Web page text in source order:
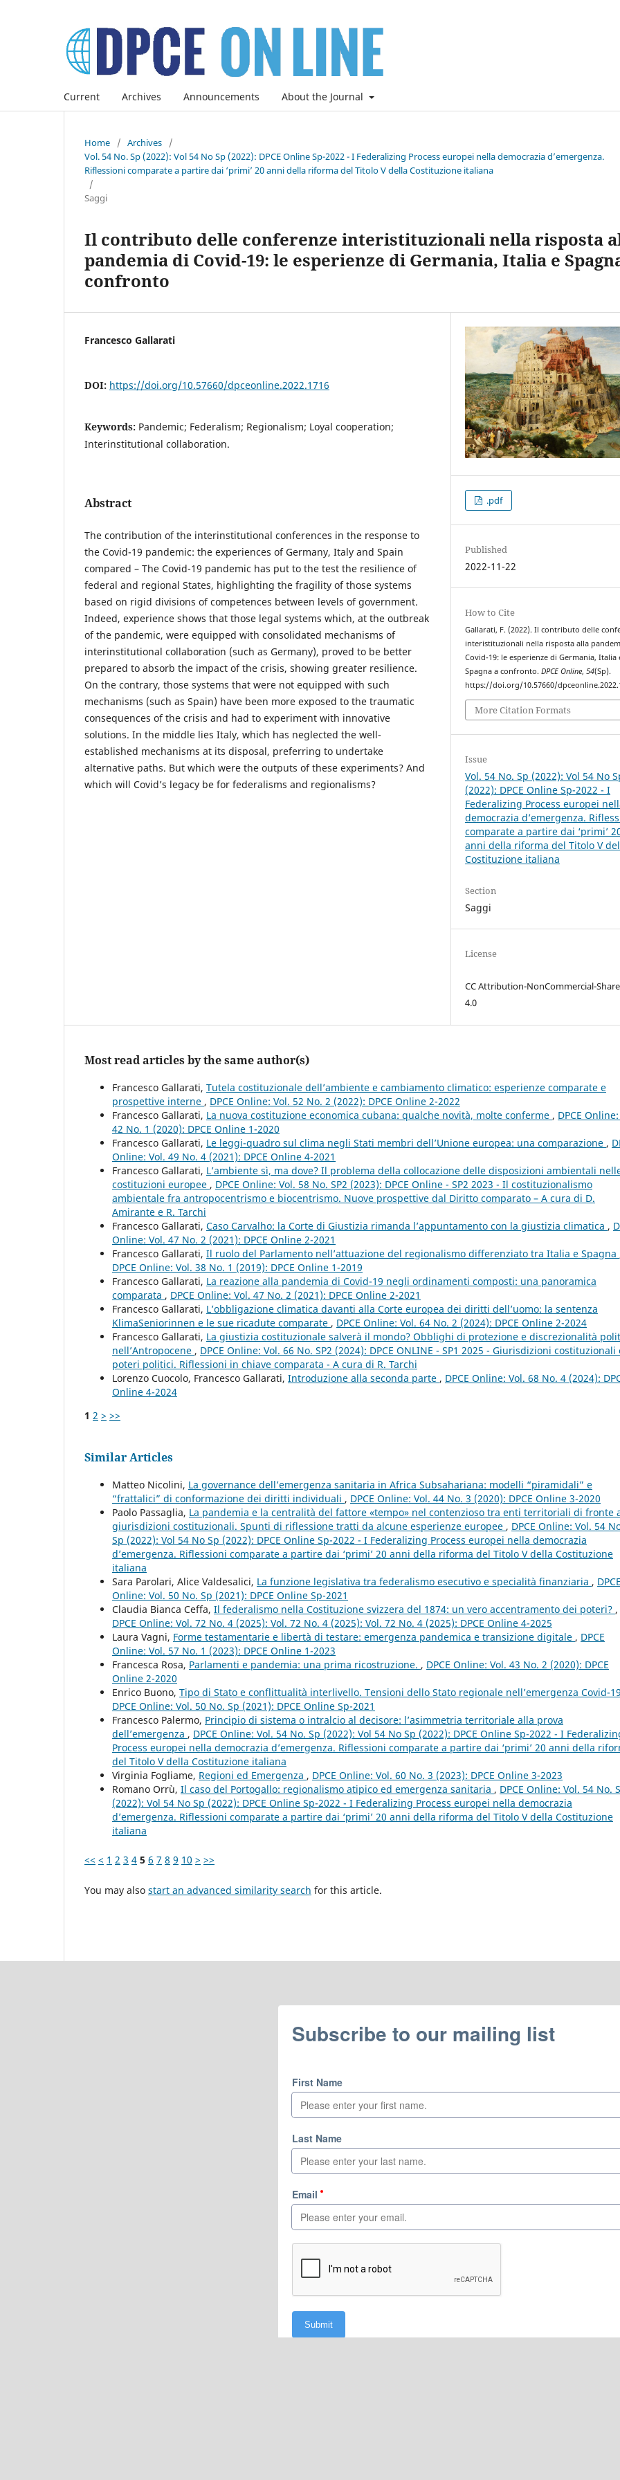
Current Archives Announcements About the Journal
Home / Archives
/
Vol. 54 No. Sp (2022): Vol 54 No Sp (2022): DPCE Online Sp-2022 - I Federalizing Process europei nella democrazia d’emergenza.
Riflessioni comparate a partire dai ‘primi’ 20 anni della riforma del Titolo V della Costituzione italiana
/
Saggi
Il contributo delle conferenze interistituzionali nella risposta
pandemia di Covid-19: le esperienze di Germania, Italia e
confronto
Francesco Gallarati
DOI: https://doi.org/10.57660/dpceonline.2022.1716
Keywords: Pandemic; Federalism; Regionalism; Loyal cooperation;
Interinstitutional collaboration.
Abstract
The contribution of the interinstitutional conferences in the response to
the Covid-19 pandemic: the experiences of Germany, Italy and Spain
compared – The Covid-19 pandemic has put to the test the resilience of
federal and regional States, highlighting the fragility of those systems
based on rigid divisions of competences between levels of government.
Indeed, experience shows that those legal systems which, at the outbreak
of the pandemic, were equipped with consolidated mechanisms of
interinstitutional collaboration (such as Germany), proved to be better
prepared to absorb the impact of the crisis, showing greater resilience.
On the contrary, those systems that were not equipped with such
mechanisms (such as Spain) have been more exposed to the traumatic
consequences of the crisis and had to experiment with innovative
solutions. In the middle lies Italy, which has neglected the well-
established mechanisms at its disposal, preferring to undertake
alternative paths. But which were the outputs of these experiments? And
which will Covid’s legacy be for federalisms and regionalisms?
.pdf
Published
2022-11-22
How to Cite
Gallarati, F. (2022). Il contributo delle
interistituzionali nella risposta alla
Covid-19: le esperienze di Germania, Italia
Spagna a confronto.DPCE Online,54(Sp).
https://doi.org/10.57660/
More Citation Formats
Issue
Vol. 54 No. Sp (2022): Vol 54 No
(2022): DPCE Online Sp-2022 - I
Federalizing Process europei
democrazia d’emergenza.
comparate a partire dai ‘primi’
anni della riforma del Titolo V
Costituzione italiana
Section
Saggi
License
CC Attribution-NonCommercial-
4.0
Most read articles by the same author(s)
Francesco Gallarati, Tutela costituzionale dell’ambiente e cambiamento climatico: esperienze comparate e
prospettive interne , DPCE Online: Vol. 52 No. 2 (2022): DPCE Online 2-2022
Francesco Gallarati, La nuova costituzione economica cubana: qualche novità, molte conferme , DPCE
42 No. 1 (2020): DPCE Online 1-2020
Francesco Gallarati, Le leggi-quadro sul clima negli Stati membri dell’Unione europea: una comparazione ,
Online: Vol. 49 No. 4 (2021): DPCE Online 4-2021
Francesco Gallarati, L’ambiente sì, ma dove? Il problema della collocazione delle disposizioni ambientali
costituzioni europee , DPCE Online: Vol. 58 No. SP2 (2023): DPCE Online - SP2 2023 - Il costituzionalismo
ambientale fra antropocentrismo e biocentrismo. Nuove prospettive dal Diritto comparato – A cura di D.
Amirante e R. Tarchi
Francesco Gallarati, Caso Carvalho: la Corte di Giustizia rimanda l’appuntamento con la giustizia climatica ,
Online: Vol. 47 No. 2 (2021): DPCE Online 2-2021
Francesco Gallarati, Il ruolo del Parlamento nell’attuazione del regionalismo differenziato tra Italia e Spagna
DPCE Online: Vol. 38 No. 1 (2019): DPCE Online 1-2019
Francesco Gallarati, La reazione alla pandemia di Covid-19 negli ordinamenti composti: una panoramica
comparata , DPCE Online: Vol. 47 No. 2 (2021): DPCE Online 2-2021
Francesco Gallarati, L’obbligazione climatica davanti alla Corte europea dei diritti dell’uomo: la sentenza
KlimaSeniorinnen e le sue ricadute comparate , DPCE Online: Vol. 64 No. 2 (2024): DPCE Online 2-2024
Francesco Gallarati, La giustizia costituzionale salverà il mondo? Obblighi di protezione e discrezionalità
nell’Antropocene , DPCE Online: Vol. 66 No. SP2 (2024): DPCE ONLINE - SP1 2025 - Giurisdizioni costituzionali
poteri politici. Riflessioni in chiave comparata - A cura di R. Tarchi
Lorenzo Cuocolo, Francesco Gallarati, Introduzione alla seconda parte , DPCE Online: Vol. 68 No. 4 (2024):
Online 4-2024
1 2 > >>
Similar Articles
Matteo Nicolini, La governance dell’emergenza sanitaria in Africa Subsahariana: modelli “piramidali” e
“frattalici” di conformazione dei diritti individuali , DPCE Online: Vol. 44 No. 3 (2020): DPCE Online 3-2020
Paolo Passaglia, La pandemia e la centralità del fattore «tempo» nel contenzioso tra enti territoriali di fronte
giurisdizioni costituzionali. Spunti di riflessione tratti da alcune esperienze europee , DPCE Online: Vol. 54
Sp (2022): Vol 54 No Sp (2022): DPCE Online Sp-2022 - I Federalizing Process europei nella democrazia
d’emergenza. Riflessioni comparate a partire dai ‘primi’ 20 anni della riforma del Titolo V della Costituzione
italiana
Sara Parolari, Alice Valdesalici, La funzione legislativa tra federalismo esecutivo e specialità finanziaria , DPCE
Online: Vol. 50 No. Sp (2021): DPCE Online Sp-2021
Claudia Bianca Ceffa, Il federalismo nella Costituzione svizzera del 1874: un vero accentramento dei poteri? ,
DPCE Online: Vol. 72 No. 4 (2025): Vol. 72 No. 4 (2025): Vol. 72 No. 4 (2025): DPCE Online 4-2025
Laura Vagni, Forme testamentarie e libertà di testare: emergenza pandemica e transizione digitale , DPCE
Online: Vol. 57 No. 1 (2023): DPCE Online 1-2023
Francesca Rosa, Parlamenti e pandemia: una prima ricostruzione. , DPCE Online: Vol. 43 No. 2 (2020): DPCE
Online 2-2020
Enrico Buono, Tipo di Stato e conflittualità interlivello. Tensioni dello Stato regionale nell’emergenza Covid-19
DPCE Online: Vol. 50 No. Sp (2021): DPCE Online Sp-2021
Francesco Palermo, Principio di sistema o intralcio al decisore: l’asimmetria territoriale alla prova
dell’emergenza , DPCE Online: Vol. 54 No. Sp (2022): Vol 54 No Sp (2022): DPCE Online Sp-2022 - I
Process europei nella democrazia d’emergenza. Riflessioni comparate a partire dai ‘primi’ 20 anni della
del Titolo V della Costituzione italiana
Virginia Fogliame, Regioni ed Emergenza , DPCE Online: Vol. 60 No. 3 (2023): DPCE Online 3-2023
Romano Orrù, Il caso del Portogallo: regionalismo atipico ed emergenza sanitaria , DPCE Online: Vol. 54 No.
(2022): Vol 54 No Sp (2022): DPCE Online Sp-2022 - I Federalizing Process europei nella democrazia
d’emergenza. Riflessioni comparate a partire dai ‘primi’ 20 anni della riforma del Titolo V della Costituzione
italiana
<< < 1 2 3 4 5 6 7 8 9 10 > >>
You may also start an advanced similarity search for this article.